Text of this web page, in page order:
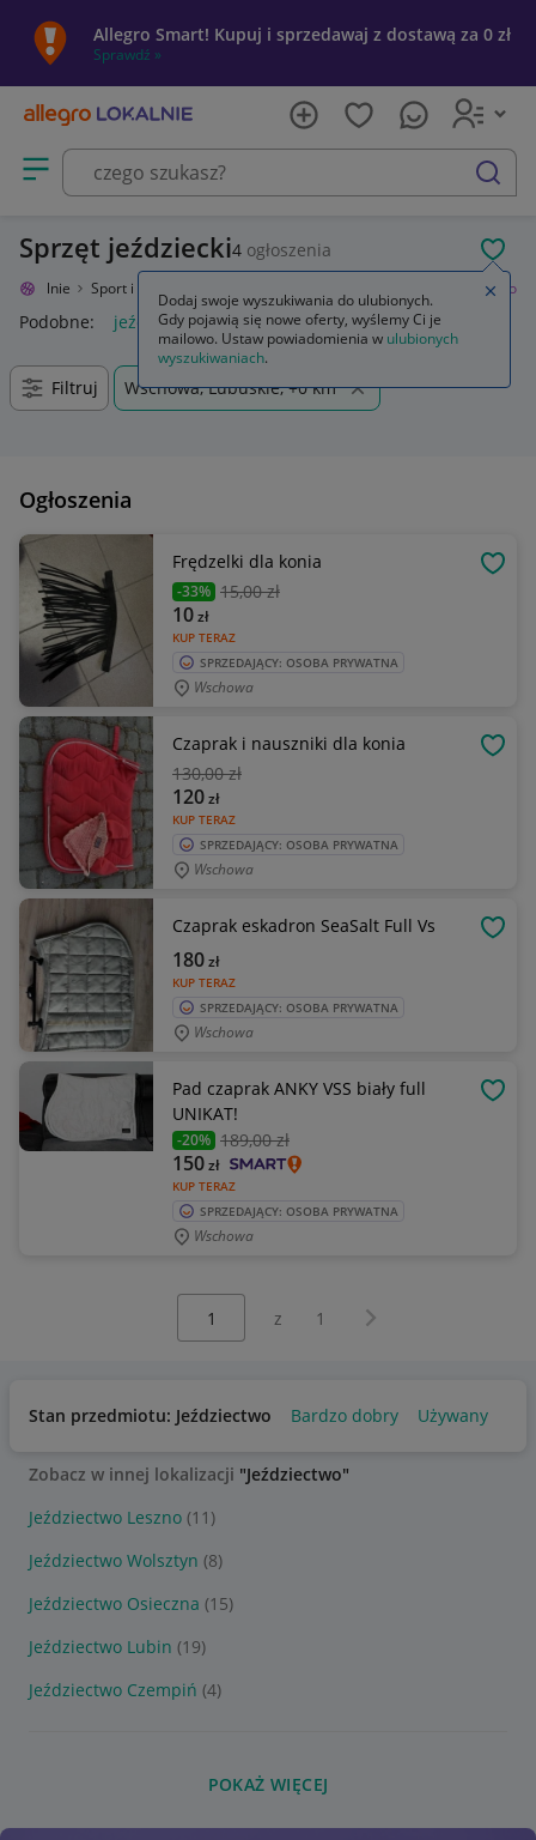
Allegro Smart! Kupuj i sprzedawaj z dostawą za 0 zł
Sprawdź »
Otwórz menu z kategoriami
szukaj
Sprzęt jeździecki4 ogłoszenia
Lokalnie Sport i turystyka Jeździectwo
Podobne: jeździectwo
Filtruj Wschowa, Lubuskie, +0 km
Ogłoszenia
Frędzelki dla konia
-33% 15,00 zł
KUP TERAZ
10zł
SPRZEDAJĄCY: OSOBA PRYWATNA
Wschowa
Czaprak i nauszniki dla konia
130,00 zł
KUP TERAZ
120zł
SPRZEDAJĄCY: OSOBA PRYWATNA
Wschowa
Czaprak eskadron SeaSalt Full Vs
KUP TERAZ
180zł
SPRZEDAJĄCY: OSOBA PRYWATNA
Wschowa
Pad czaprak ANKY VSS biały full
UNIKAT!
-20% 189,00 zł
KUP TERAZ
150zł
SPRZEDAJĄCY: OSOBA PRYWATNA
Wschowa
z 1 Następna strona
Stan przedmiotu: Jeździectwo Bardzo dobry Używany
Zobacz w innej lokalizacji "Jeździectwo"
Jeździectwo Leszno (11)
Jeździectwo Wolsztyn (8)
Jeździectwo Osieczna (15)
Jeździectwo Lubin (19)
Jeździectwo Czempiń (4)
POKAŻ WIĘCEJ
Dodaj swoje wyszukiwania do ulubionych.
Gdy pojawią się nowe oferty, wyślemy Ci je
mailowo. Ustaw powiadomienia w ulubionych
wyszukiwaniach.